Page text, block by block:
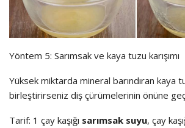
Yöntem 5: Sarımsak ve kaya tuzu karışımı
Yüksek miktarda mineral barındıran kaya
birleştirirseniz diş çürümelerinin önüne
Tarif: 1 çay kaşığı sarımsak suyu, çay